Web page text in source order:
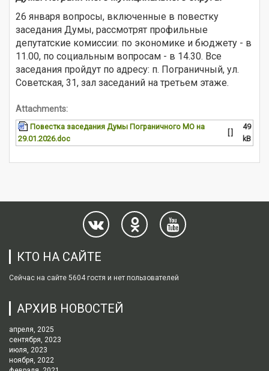
26 января вопросы, включенные в повестку
заседания Думы, рассмотрят профильные
депутатские комиссии: по экономике и бюджету - в
11.00, по социальным вопросам - в 14.30. Все
заседания пройдут по адресу: п. Пограничный, ул.
Советская, 31, зал заседаний на третьем этаже.
Attachments:
Повестка заседания Думы Пограничного МО на
29.01.2026.doc
49
kB
КТО НА САЙТЕ
Сейчас на сайте 5604 гостя и нет пользователей
АРХИВ НОВОСТЕЙ
апреля, 2025
сентября, 2023
июля, 2023
ноября, 2022